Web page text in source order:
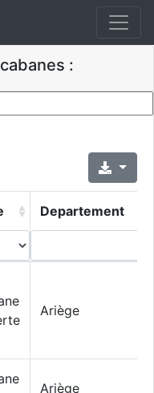
:
Departement
Ariège
Ariège